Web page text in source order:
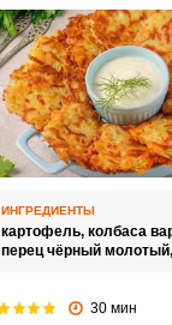
ИНГРЕДИЕНТЫ
картофель, колбаса
перец чёрный молотый,
30 мин
ВХОД НА САЙТ
с помощью